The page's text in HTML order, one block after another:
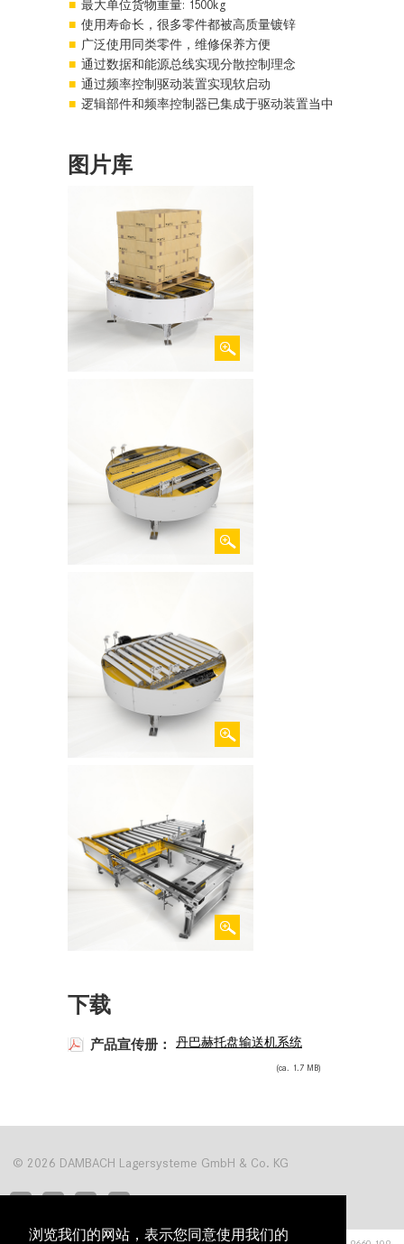
浏览我们的网站，表示您同意使用我们的
最大单位货物重量: 1500kg
使用寿命长，很多零件都被高质量镀锌
广泛使用同类零件，维修保养方便
通过数据和能源总线实现分散控制理念
通过频率控制驱动装置实现软启动
逻辑部件和频率控制器已集成于驱动装置当中
图片库
下载
产品宣传册： 丹巴赫托盘输送机系统
(ca. 1.7 MB)
© 2026 DAMBACH Lagersysteme GmbH & Co. KG